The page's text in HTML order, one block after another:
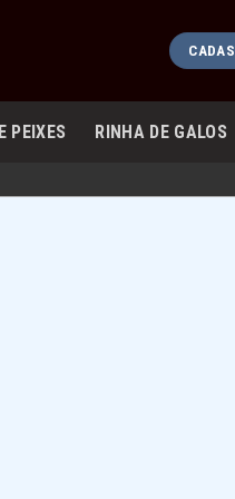
PEIXES RINHA DE GALOS